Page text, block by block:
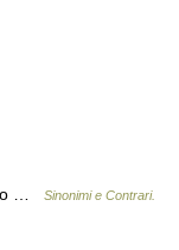
…
Sinonimi e Contrari.